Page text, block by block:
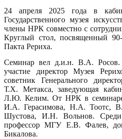
24 апреля 2025 года в
Государственного музея
члены НРК совместно с
Круглый стол, посвященный
Пакта Рериха.
Семинар вел д.и.н. В.А.
участие директор Музея
советник Генерального
Т.Х. Метакса, заведующая
Л.Ю. Келим. От НРК в семинаре
И.А. Герасимова, Н.А. Тоотс,
Шустова, И.Н. Вольнов. Среди
профессор МГУ Е.В. Фалев,
Бикалова.